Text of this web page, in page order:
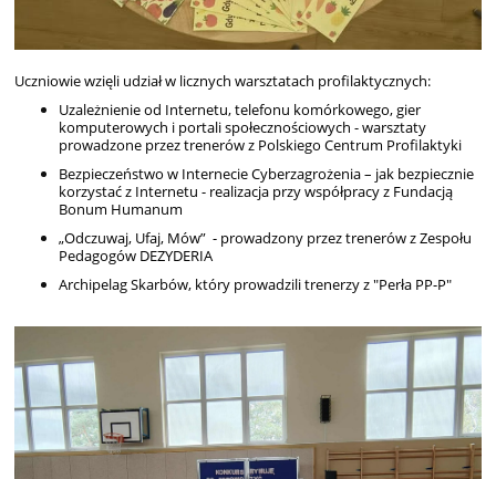
Uczniowie wzięli udział w licznych warsztatach profilaktycznych:
Uzależnienie od Internetu, telefonu komórkowego, gier
komputerowych i portali społecznościowych - warsztaty
prowadzone przez trenerów z Polskiego Centrum Profilaktyki
Bezpieczeństwo w Internecie Cyberzagrożenia – jak bezpiecznie
korzystać z Internetu - realizacja przy współpracy z Fundacją
Bonum Humanum
„Odczuwaj, Ufaj, Mów” - prowadzony przez trenerów z Zespołu
Pedagogów DEZYDERIA
Archipelag Skarbów, który prowadzili trenerzy z "Perła PP-P"